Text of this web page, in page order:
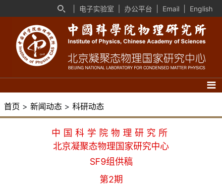
电子实验室 办公平台 Email English
首页 > 新闻动态 > 科研动态
中国科学院物理研究所
北京凝聚态物理国家研究中心
SF9组供稿
第2期